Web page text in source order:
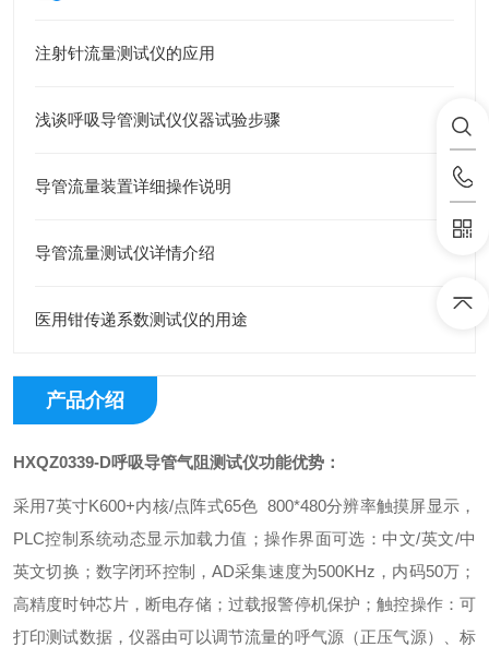
注射针流量测试仪的应用
浅谈呼吸导管测试仪仪器试验步骤
导管流量装置详细操作说明
导管流量测试仪详情介绍
医用钳传递系数测试仪的用途
产品介绍
HXQZ0339-D呼吸导管气阻测试仪功能优势：
采用7英寸K600+内核/点阵式65色 800*480分辨率触摸屏显示，
PLC控制系统动态显示加载力值；操作界面可选：中文/英文/中
英文切换；数字闭环控制，AD采集速度为500KHz，内码50万；
高精度时钟芯片，断电存储；过载报警停机保护；触控操作：可
打印测试数据，仪器由可以调节流量的呼气源（正压气源）、标